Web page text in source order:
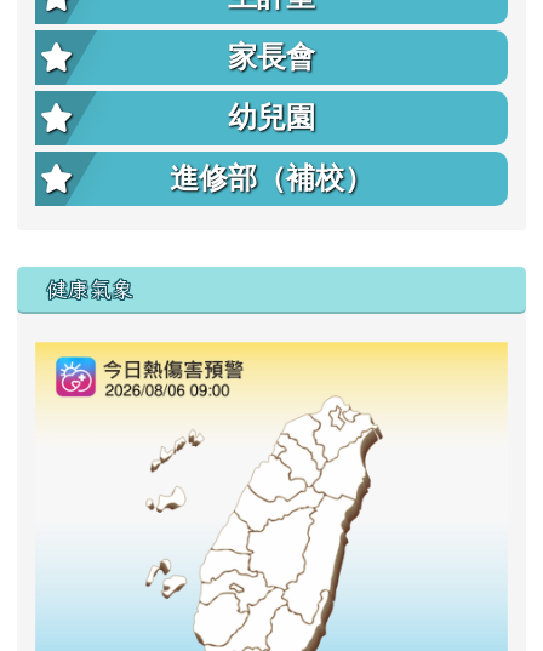
家長會
幼兒園
進修部（補校）
右邊區域內容
健康氣象